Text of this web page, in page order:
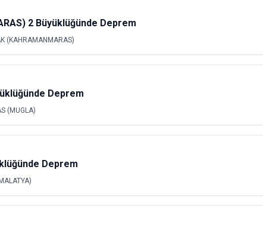
2 Büyüklüğünde Deprem
(KAHRAMANMARAS)
Deprem
(MUGLA)
Deprem